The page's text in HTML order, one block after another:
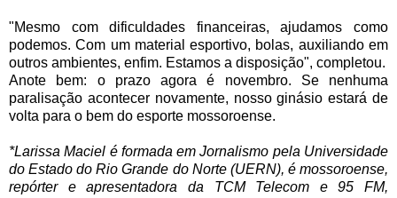
"Mesmo com dificuldades financeiras, ajudamos como
podemos. Com um material esportivo, bolas, auxiliando em
outros ambientes, enfim. Estamos a disposição", completou.
Anote bem: o prazo agora é novembro. Se nenhuma
paralisação acontecer novamente, nosso ginásio estará de
volta para o bem do esporte mossoroense.
*Larissa Maciel é formada em Jornalismo pela Universidade
do Estado do Rio Grande do Norte (UERN), é mossoroense,
repórter e apresentadora da TCM Telecom e 95 FM,